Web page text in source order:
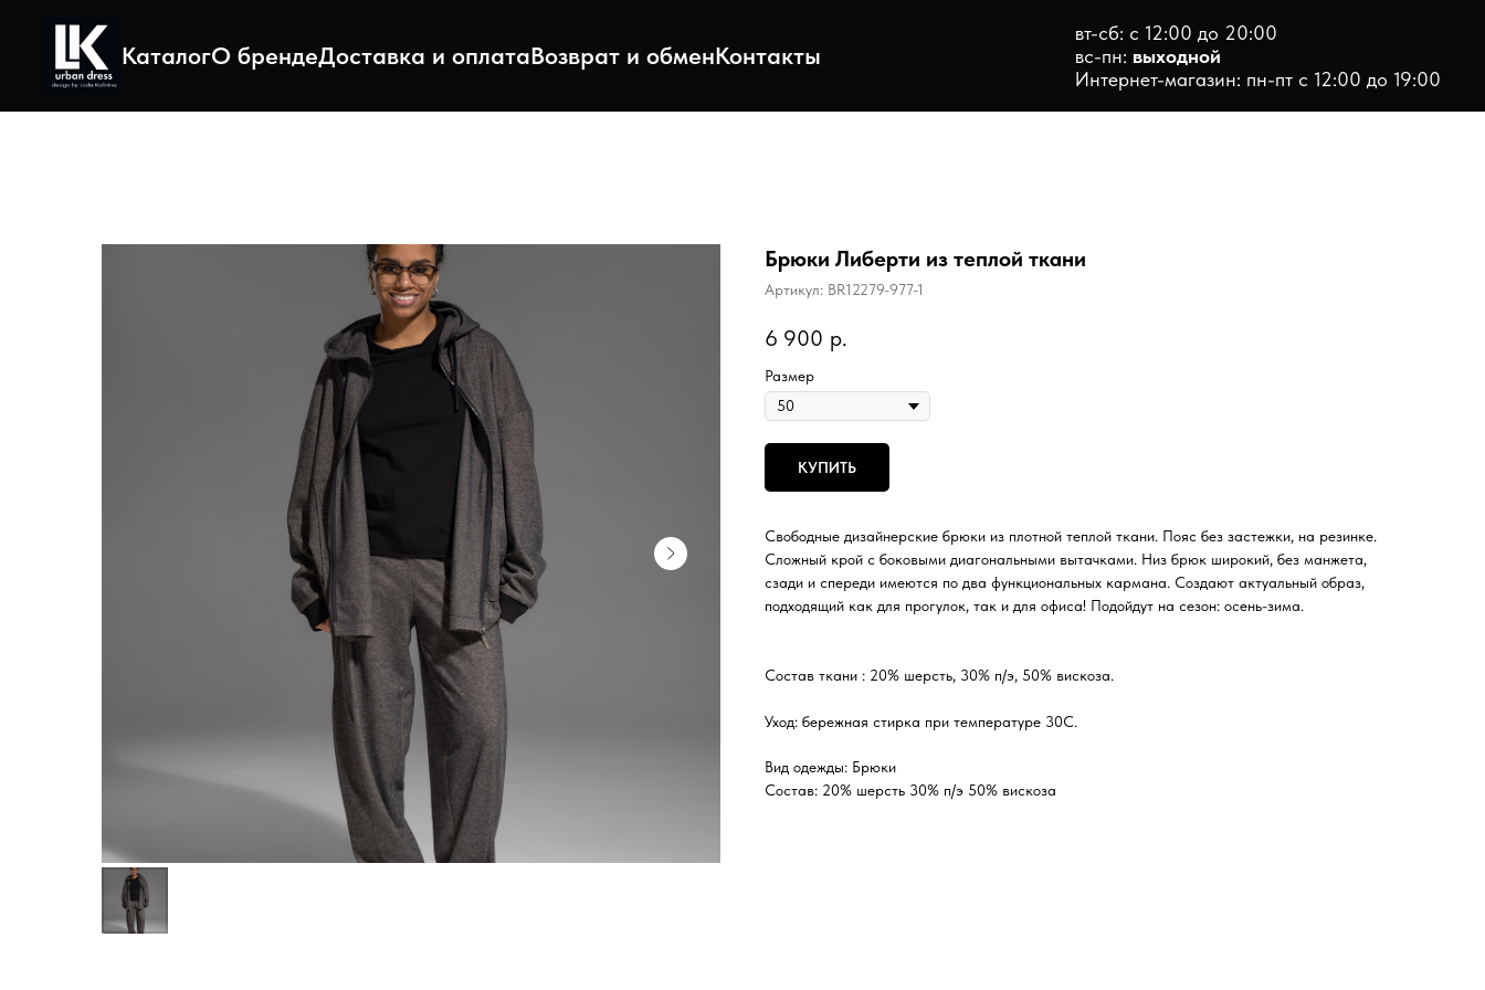
КаталогО брендеДоставка и оплатаВозврат и обменКонтакты
вт-сб: с 12:00 до 20:00
вс-пн: выходной
Интернет-магазин: пн-пт с 12:00 до 19:00
Брюки Либерти из теплой ткани
Артикул: BR12279-977-1
6 900 р.
Размер
КУПИТЬ
Свободные дизайнерские брюки из плотной теплой ткани. Пояс без застежки, на резинке.
Сложный крой с боковыми диагональными вытачками. Низ брюк широкий, без манжета,
сзади и спереди имеются по два функциональных кармана. Создают актуальный образ,
подходящий как для прогулок, так и для офиса! Подойдут на сезон: осень-зима.
Состав ткани : 20% шерсть, 30% п/э, 50% вискоза.
Уход: бережная стирка при температуре 30С.
Вид одежды: Брюки
Состав: 20% шерсть 30% п/э 50% вискоза